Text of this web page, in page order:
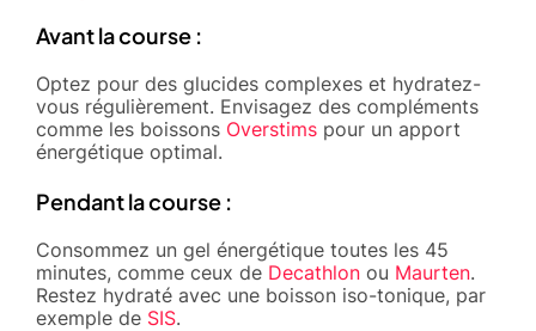
Avant la course :
Optez pour des glucides complexes et hydratez-
vous régulièrement. Envisagez des compléments
comme les boissons Overstims pour un apport
énergétique optimal.
Pendant la course :
Consommez un gel énergétique toutes les 45
minutes, comme ceux de Decathlon ou Maurten.
Restez hydraté avec une boisson iso-tonique, par
exemple de SIS.